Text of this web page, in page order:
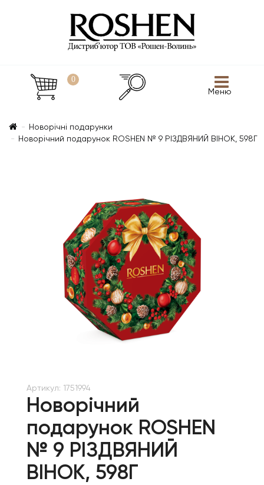
Меню
0
Новорічні подарунки
Новорічний подарунок ROSHEN № 9 РІЗДВЯНИЙ ВІНОК, 598Г
Артикул: 1751994
Новорічний
подарунок ROSHEN
№ 9 РІЗДВЯНИЙ
ВІНОК, 598Г